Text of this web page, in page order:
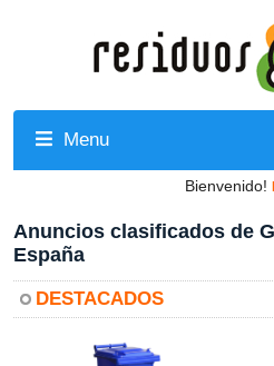
Menu
Bienvenido!
Anuncios clasificados de
España
DESTACADOS